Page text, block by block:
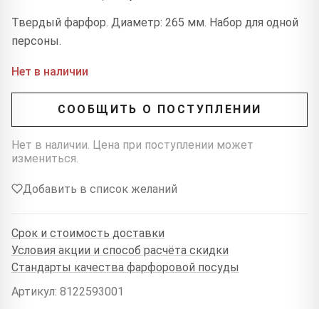
Твердый фарфор. Диаметр: 265 мм. Набор для одной
персоны.
Нет в наличии
СООБЩИТЬ О ПОСТУПЛЕНИИ
Нет в наличии. Цена при поступлении может
измениться.
Добавить в список желаний
Срок и стоимость доставки
Условия акции и способ расчёта скидки
Стандарты качества фарфоровой посуды
Артикул: 8122593001